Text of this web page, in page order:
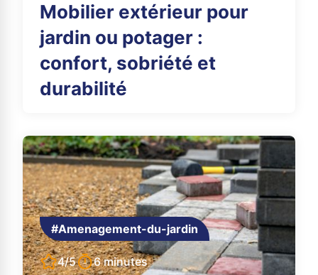
Mobilier extérieur pour
jardin ou potager :
confort, sobriété et
durabilité
#Amenagement-du-jardin
4/5 6 minutes